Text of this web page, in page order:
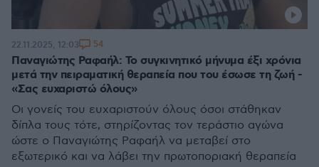
Παναγιώτης Ραφαήλ: Το συγκινητικό μήνυμα έξι χρόνια
μετά την πειραματική θεραπεία που του έσωσε τη ζωή -
«Σας ευχαριστώ όλους»
Οι γονείς του ευχαριστούν όλους όσοι στάθηκαν
δίπλα τους τότε, στηρίζοντας τον τεράστιο αγώνα
ώστε ο Παναγιώτης Ραφαήλ να μεταβεί στο
εξωτερικό και να λάβει την πρωτοποριακή θεραπεία
22.11.2025, 12:03 54